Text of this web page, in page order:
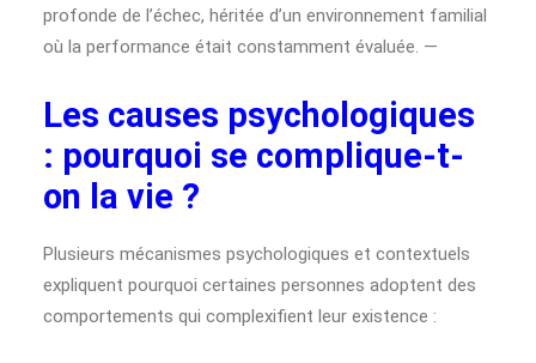
profonde de l’échec, héritée d’un environnement familial
où la performance était constamment évaluée. —
Les causes psychologiques
: pourquoi se complique-t-
on la vie ?
Plusieurs mécanismes psychologiques et contextuels
expliquent pourquoi certaines personnes adoptent des
comportements qui complexifient leur existence :